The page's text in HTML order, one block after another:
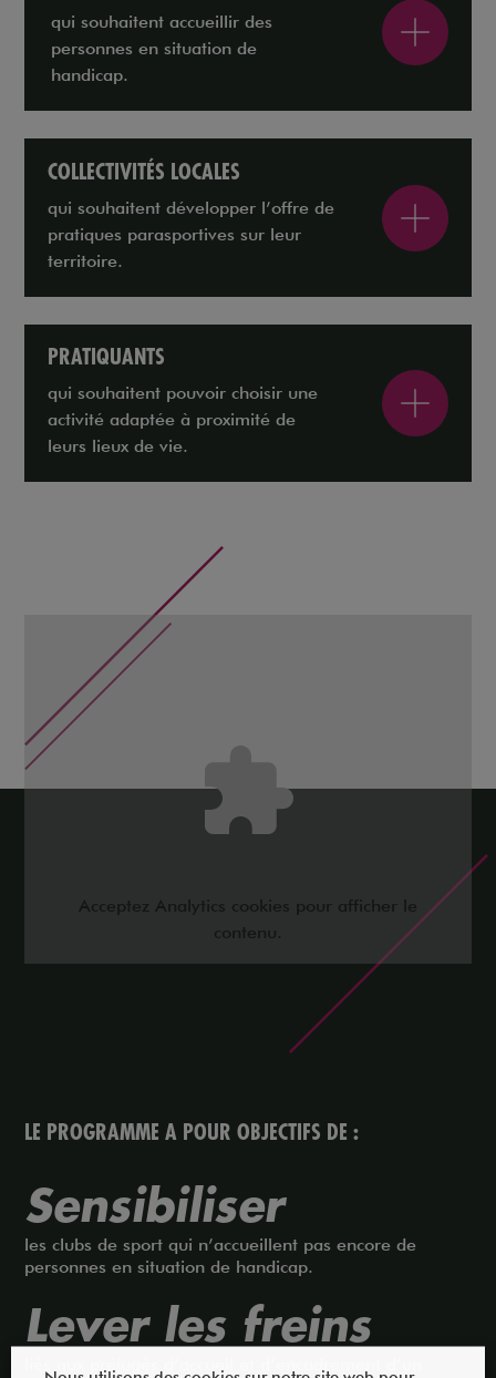
qui souhaitent accueillir des
personnes en situation de
handicap.
COLLECTIVITÉS LOCALES
qui souhaitent développer l’offre de
pratiques parasportives sur leur
territoire.
PRATIQUANTS
qui souhaitent pouvoir choisir une
activité adaptée à proximité de
leurs lieux de vie.
Acceptez Analytics cookies pour afficher le
contenu.
LE PROGRAMME A POUR OBJECTIFS DE :
Sensibiliser
les clubs de sport qui n’accueillent pas encore de
personnes en situation de handicap.
Lever les freins